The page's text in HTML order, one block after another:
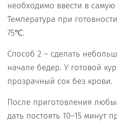
необходимо ввести в самую
Температура при
75℃.
Способ 2 – сделать
начале бедер. У готовой
прозрачный сок без крови.
После приготовления
дать постоять 10–15 минут